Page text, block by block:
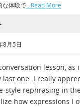
な体験で…Read More
8月5日
lesson, as
last one. I really
style rephrasing in
how expressions I